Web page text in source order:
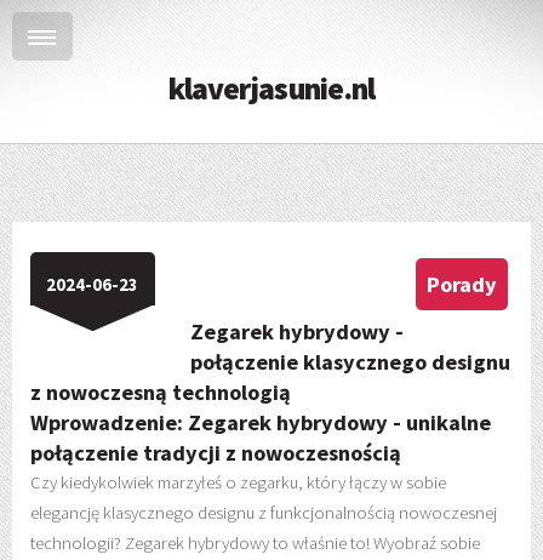
klaverjasunie.nl
Porady
2024-06-23
Zegarek hybrydowy -
połączenie klasycznego designu
z nowoczesną technologią
Wprowadzenie: Zegarek hybrydowy - unikalne
połączenie tradycji z nowoczesnością
Czy kiedykolwiek marzyłeś o zegarku, który łączy w sobie
elegancję klasycznego designu z funkcjonalnością nowoczesnej
technologii? Zegarek hybrydowy to właśnie to! Wyobraź sobie